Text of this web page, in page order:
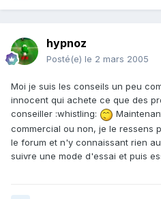
hypnoz
Posté(e) le 2 mars 2005
Moi je suis les conseils un peu
innocent qui achete ce que des
conseiller :whistling:
commercial ou non, je le ressens
le forum et n'y connaissant rien
suivre une mode d'essai et puis